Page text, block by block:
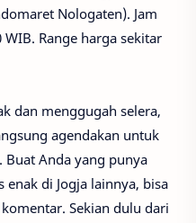
Nologaten). Jam
Range harga sekitar
dan menggugah selera,
agendakan untuk
Buat Anda yang punya
di Jogja lainnya, bisa
Sekian dulu dari